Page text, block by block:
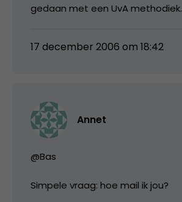
gedaan met een UvA methodiek.
17 december 2006 om 18:42
Annet
@Bas
Simpele vraag: hoe mail ik jou?